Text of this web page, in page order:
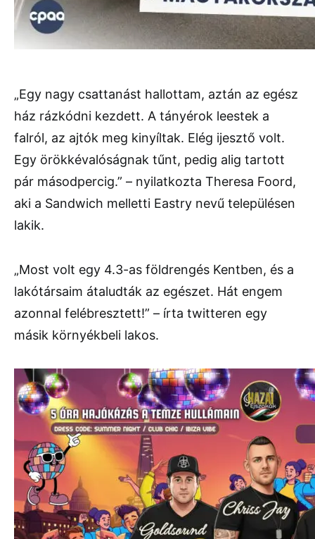
„Egy nagy csattanást hallottam, aztán az egész
ház rázkódni kezdett. A tányérok leestek a
falról, az ajtók meg kinyíltak. Elég ijesztő volt.
Egy örökkévalóságnak tűnt, pedig alig tartott
pár másodpercig.” – nyilatkozta Theresa Foord,
aki a Sandwich melletti Eastry nevű településen
lakik.
„Most volt egy 4.3-as földrengés Kentben, és a
lakótársaim átaludták az egészet. Hát engem
azonnal felébresztett!” – írta twitteren egy
másik környékbeli lakos.